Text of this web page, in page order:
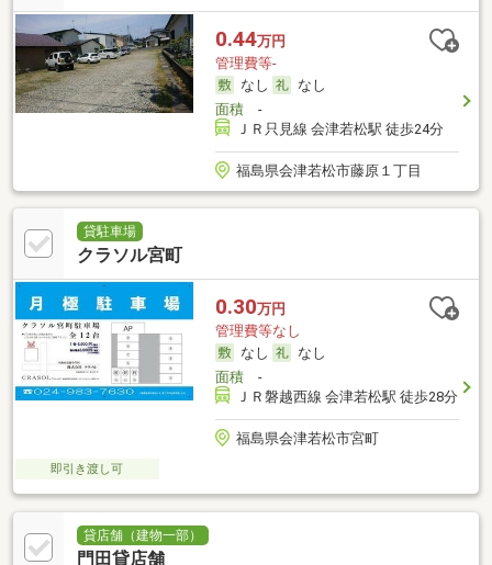
0.44万円
管理費等-
なし
なし
面積-
ＪＲ只見線 会津若松駅 徒歩24分
福島県会津若松市藤原１丁目
貸駐車場
クラソル宮町
0.30万円
管理費等なし
なし
なし
面積-
ＪＲ磐越西線 会津若松駅 徒歩28分
福島県会津若松市宮町
即引き渡し可
貸店舗（建物一部）
門田貸店舗